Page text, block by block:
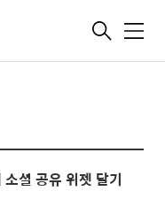
메
셜 공유 위젯 달기